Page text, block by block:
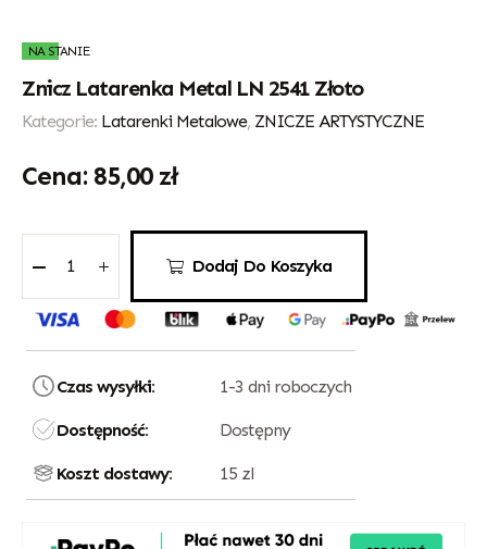
NA STANIE
Znicz Latarenka Metal LN 2541 Złoto
Kategorie: Latarenki Metalowe, ZNICZE ARTYSTYCZNE
85,00 zł
Dodaj Do Koszyka
Czas wysyłki: 1-3 dni roboczych
Dostępność: Dostępny
Koszt dostawy: 15 zl